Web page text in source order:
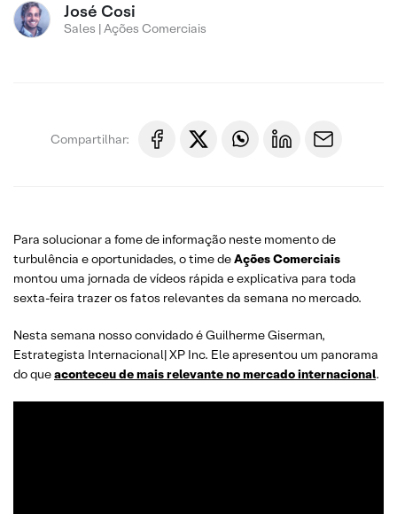
José Cosi
Sales | Ações Comerciais
Compartilhar:
Para solucionar a fome de informação neste momento de
turbulência e oportunidades, o time deAções Comerciais
montou uma jornada de vídeos rápida e explicativa para toda
sexta-feira trazer os fatos relevantes da semana no mercado.
Nesta semana nosso convidado é Guilherme Giserman,
Estrategista Internacional| XP Inc. Ele apresentou um panorama
do queaconteceu de mais relevante no mercado internacional.